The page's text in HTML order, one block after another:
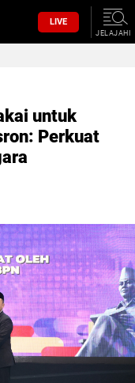
LIVE
JELAJAHI
untuk
Perkuat